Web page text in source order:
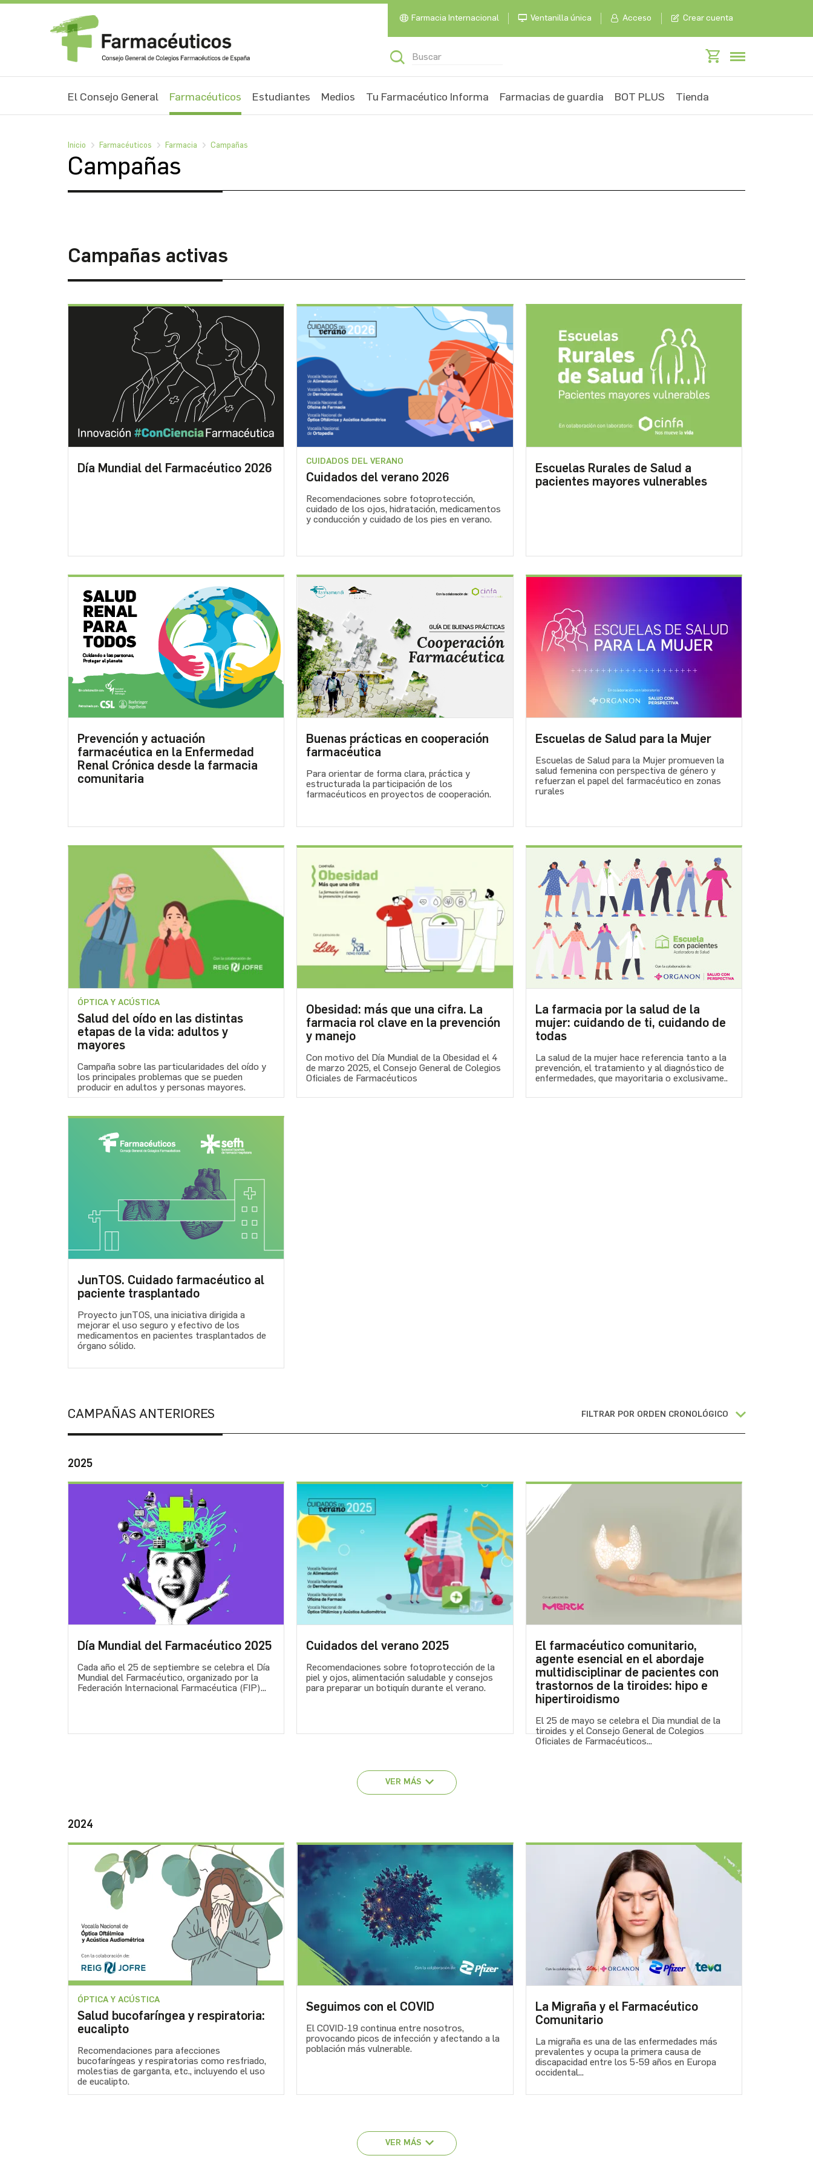
Farmacia Internacional Ventanilla única Acceso Crear cuenta
El Consejo General Farmacéuticos Estudiantes Medios Tu Farmacéutico Informa Farmacias de guardia BOT PLUS Tienda
Inicio Farmacéuticos Farmacia Campañas
Campañas
Campañas activas
Día Mundial del Farmacéutico 2026 CUIDADOS DEL VERANO
Cuidados del verano 2026
Recomendaciones sobre fotoprotección,
cuidado de los ojos, hidratación, medicamentos
y conducción y cuidado de los pies en verano.
Escuelas Rurales de Salud a
pacientes mayores vulnerables
Prevención y actuación
farmacéutica en la Enfermedad
Renal Crónica desde la farmacia
comunitaria
Buenas prácticas en cooperación
farmacéutica
Para orientar de forma clara, práctica y
estructurada la participación de los
farmacéuticos en proyectos de cooperación.
Escuelas de Salud para la Mujer
Escuelas de Salud para la Mujer promueven la
salud femenina con perspectiva de género y
refuerzan el papel del farmacéutico en zonas
rurales
ÓPTICA Y ACÚSTICA
Salud del oído en las distintas
etapas de la vida: adultos y
mayores
Campaña sobre las particularidades del oído y
los principales problemas que se pueden
producir en adultos y personas mayores.
Obesidad: más que una cifra. La
farmacia rol clave en la prevención
y manejo
Con motivo del Día Mundial de la Obesidad el 4
de marzo 2025, el Consejo General de Colegios
Oficiales de Farmacéuticos
La farmacia por la salud de la
mujer: cuidando de ti, cuidando de
todas
La salud de la mujer hace referencia tanto a la
prevención, el tratamiento y al diagnóstico de
enfermedades, que mayoritaria o exclusivame..
JunTOS. Cuidado farmacéutico al
paciente trasplantado
Proyecto junTOS, una iniciativa dirigida a
mejorar el uso seguro y efectivo de los
medicamentos en pacientes trasplantados de
órgano sólido.
CAMPAÑAS ANTERIORES FILTRAR POR ORDEN CRONOLÓGICO
2025
Día Mundial del Farmacéutico 2025
Cada año el 25 de septiembre se celebra el Día
Mundial del Farmacéutico, organizado por la
Federación Internacional Farmacéutica (FIP)...
Cuidados del verano 2025
Recomendaciones sobre fotoprotección de la
piel y ojos, alimentación saludable y consejos
para preparar un botiquín durante el verano.
El farmacéutico comunitario,
agente esencial en el abordaje
multidisciplinar de pacientes con
trastornos de la tiroides: hipo e
hipertiroidismo
El 25 de mayo se celebra el Dia mundial de la
tiroides y el Consejo General de Colegios
Oficiales de Farmacéuticos...
VER MÁS
2024
ÓPTICA Y ACÚSTICA
Salud bucofaríngea y respiratoria:
eucalipto
Recomendaciones para afecciones
bucofaríngeas y respiratorias como resfriado,
molestias de garganta, etc., incluyendo el uso
de eucalipto.
Seguimos con el COVID
El COVID-19 continua entre nosotros,
provocando picos de infección y afectando a la
población más vulnerable.
La Migraña y el Farmacéutico
Comunitario
La migraña es una de las enfermedades más
prevalentes y ocupa la primera causa de
discapacidad entre los 5-59 años en Europa
occidental...
VER MÁS